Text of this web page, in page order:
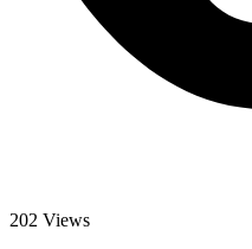
202 Views